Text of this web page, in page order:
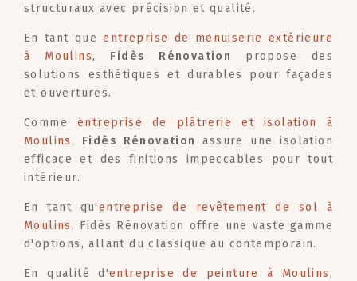
structuraux avec précision et qualité.
En tant queentreprise de menuiserie extérieure
à Moulins, Fidès Rénovation
propose des
solutions esthétiques et durables pour façades
et ouvertures.
Comme entreprise de plâtrerie et isolation à
Moulins , Fidès Rénovation
assure une isolation
efficace et des finitions impeccables pour tout
intérieur.
En tant qu'entreprise de revêtement de sol à
Moulins , Fidès Rénovation offre une vaste gamme
d'options, allant du classique au contemporain.
En qualité d'entreprise de peinture à Moulins ,